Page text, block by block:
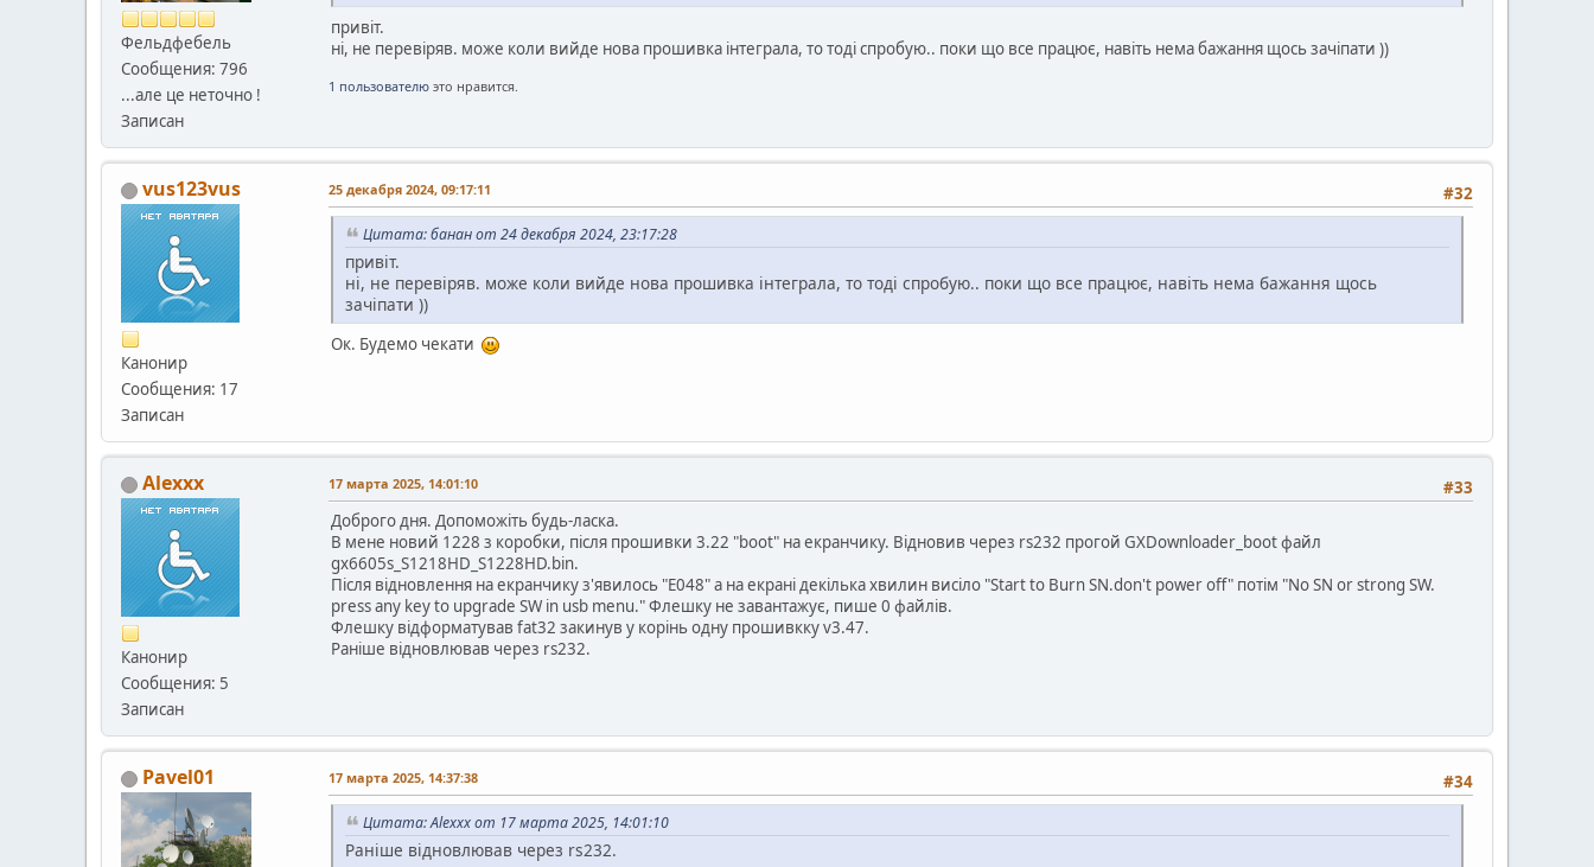
Фельдфебель
Сообщения: 796
...але це неточно !
Записан
привіт.
ні, не перевіряв. може коли вийде нова прошивка інтеграла, то тоді спробую.. поки що все працює, навіть нема бажання щось зачіпати ))
1 пользователю это нравится.
vus123vus
Канонир
Сообщения: 17
Записан
#32
25 декабря 2024, 09:17:11
Цитата: банан от 24 декабря 2024, 23:17:28
привіт.
ні, не перевіряв. може коли вийде нова прошивка інтеграла, то тоді спробую.. поки що все працює, навіть нема бажання щось
зачіпати ))
Ок. Будемо чекати
Alexxx
Канонир
Сообщения: 5
Записан
#33
17 марта 2025, 14:01:10
Доброго дня. Допоможіть будь-ласка.
В мене новий 1228 з коробки, після прошивки 3.22 "boot" на екранчику. Відновив через rs232 прогой GXDownloader_boot файл
gx6605s_S1218HD_S1228HD.bin.
Після відновлення на екранчику з'явилось "E048" а на екрані декілька хвилин висіло "Start to Burn SN.don't power off" потім "No SN or strong SW.
press any key to upgrade SW in usb menu." Флешку не завантажує, пише 0 файлів.
Флешку відформатував fat32 закинув у корінь одну прошивкку v3.47.
Раніше відновлював через rs232.
Pavel01 #34
17 марта 2025, 14:37:38
Цитата: Alexxx от 17 марта 2025, 14:01:10
Раніше відновлював через rs232.